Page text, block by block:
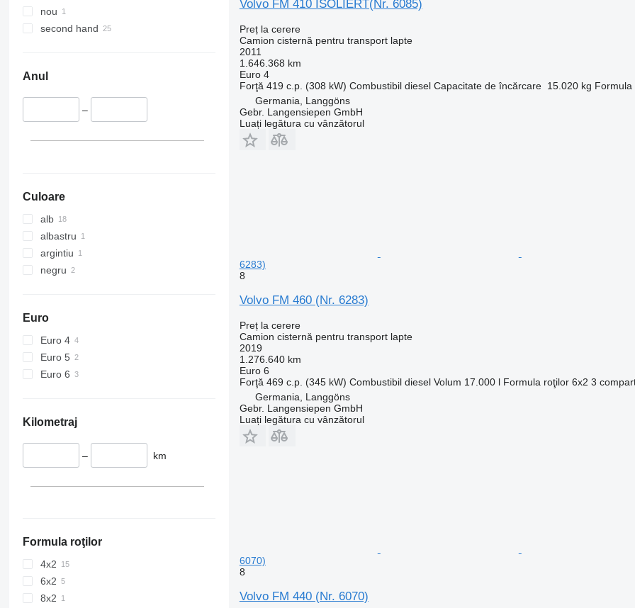
nou
second hand
Anul
–
Culoare
alb
albastru
argintiu
negru
Euro
Euro 4
Euro 5
Euro 6
Kilometraj
– km
Formula roţilor
4x2
6x2
8x2
Volvo FM 410 ISOLIERT(Nr. 6085)
Preț la cerere
Camion cisternă pentru transport lapte
2011
1.646.368 km
Euro 4
Forţă 419 c.p. (308 kW) Combustibil diesel Capacitate de încărcare 15.020 kg Formula
Germania, Langgöns
Gebr. Langensiepen GmbH
Luați legătura cu vânzătorul
6283)
8
Volvo FM 460 (Nr. 6283)
Preț la cerere
Camion cisternă pentru transport lapte
2019
1.276.640 km
Euro 6
Forţă 469 c.p. (345 kW) Combustibil diesel Volum 17.000 l Formula roţilor 6x2 3
Germania, Langgöns
Gebr. Langensiepen GmbH
Luați legătura cu vânzătorul
6070)
8
Volvo FM 440 (Nr. 6070)